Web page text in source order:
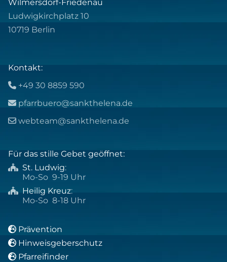
Wilmersdorf-Friedenau
Ludwigkirchplatz 10
10719 Berlin
Kontakt:
 +49 30 8859 590
 pfarrbuero@sankthelena.de
 webteam@sankthelena.de
Für das stille Gebet geöffnet:
 St. Ludwig:
Mo-So 9-19 Uhr
 Heilig Kreuz:
Mo-So 8-18 Uhr
 Prävention
 Hinweisgeberschutz
 Pfarreifinder